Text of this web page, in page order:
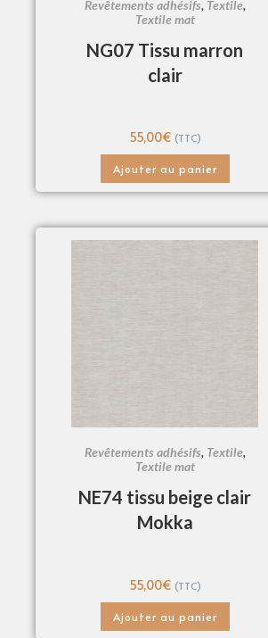
Revêtements adhésifs, Textile,
Textile mat
NG07 Tissu marron
clair
55,00€ (TTC)
Ajouter au panier
Revêtements adhésifs, Textile,
Textile mat
NE74 tissu beige clair
Mokka
55,00€ (TTC)
Ajouter au panier